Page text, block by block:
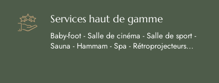
Services haut de gamme
Baby-foot - Salle de cinéma - Salle de sport -
Sauna - Hammam - Spa - Rétroprojecteurs...